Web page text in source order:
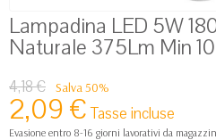
Lampadina LED 5W
Naturale 375Lm Min
4,18 € Salva 50%
2,09 € Tasse incluse
Evasione entro 8-16 giorni lavorativi da